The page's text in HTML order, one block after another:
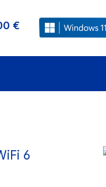
€ Warenkorb
6